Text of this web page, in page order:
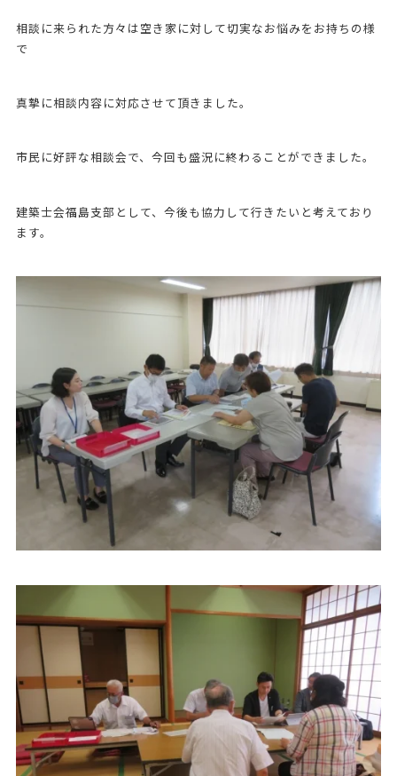
相談に来られた方々は空き家に対して切実なお悩みをお持ちの様
で
真摯に相談内容に対応させて頂きました。
市民に好評な相談会で、今回も盛況に終わることができました。
建築士会福島支部として、今後も協力して行きたいと考えており
ます。